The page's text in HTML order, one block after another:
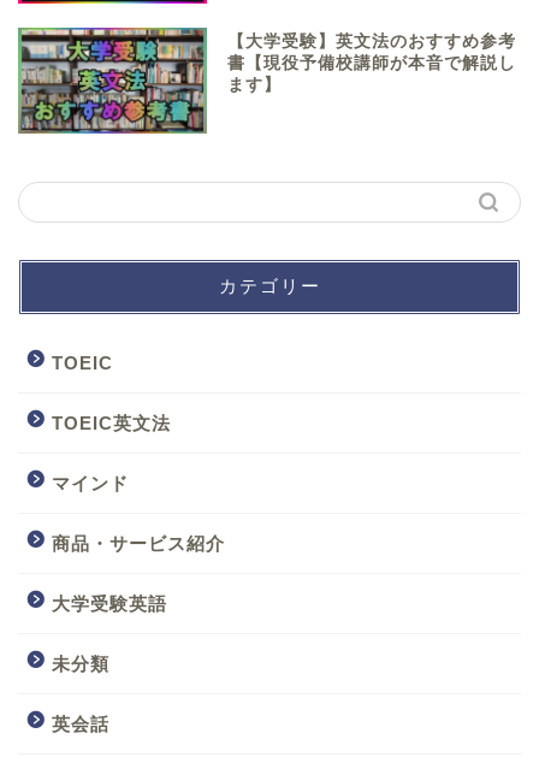
【大学受験】英文法のおすすめ参考
書【現役予備校講師が本音で解説し
ます】
カテゴリー
TOEIC
TOEIC英文法
マインド
商品・サービス紹介
大学受験英語
未分類
英会話